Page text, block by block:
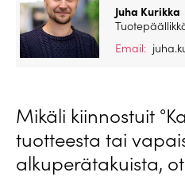
Juha Kurikka
Email:
Mikäli kiinnostuit
tuotteesta tai
alkuperätakuista,